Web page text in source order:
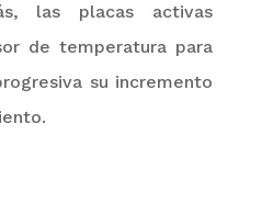
las placas activas
de temperatura para
su incremento